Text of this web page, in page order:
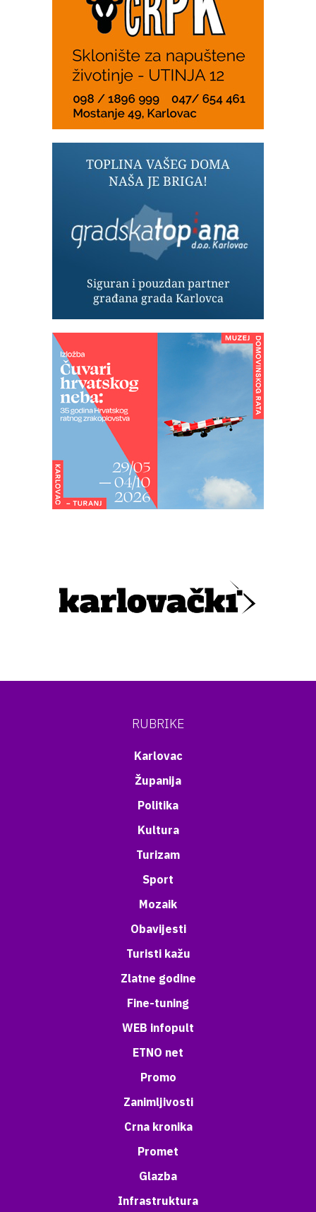
RUBRIKE
Karlovac
Županija
Politika
Kultura
Turizam
Sport
Mozaik
Obavijesti
Turisti kažu
Zlatne godine
Fine-tuning
WEB infopult
ETNO net
Promo
Zanimljivosti
Crna kronika
Promet
Glazba
Infrastruktura